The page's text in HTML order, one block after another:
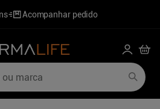
Acompanhar pedido
marca